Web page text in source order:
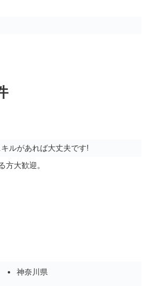
ルがあれば大丈夫です!
方大歓迎。
神奈川県